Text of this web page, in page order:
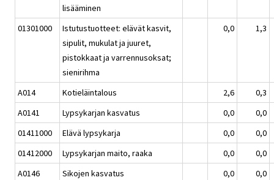
lisääminen
01301000
Istutustuotteet: elävät kasvit,
sipulit, mukulat ja juuret,
pistokkaat ja varrennusoksat;
sienirihma
0,0 1,3
A014 Kotieläintalous 2,6
0,3
A0141
Lypsykarjan kasvatus 0,0
0,0
01411000
Elävä lypsykarja 0,0
0,0
01412000
Lypsykarjan maito, raaka 0,0
0,0
A0146
Sikojen kasvatus 0,0
0,0